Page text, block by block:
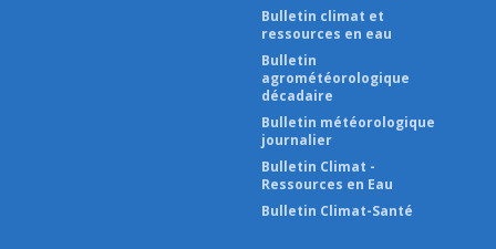
Bulletin climat et
ressources en eau
Bulletin
agrométéorologique
décadaire
Bulletin météorologique
journalier
Bulletin Climat -
Ressources en Eau
Bulletin Climat-Santé